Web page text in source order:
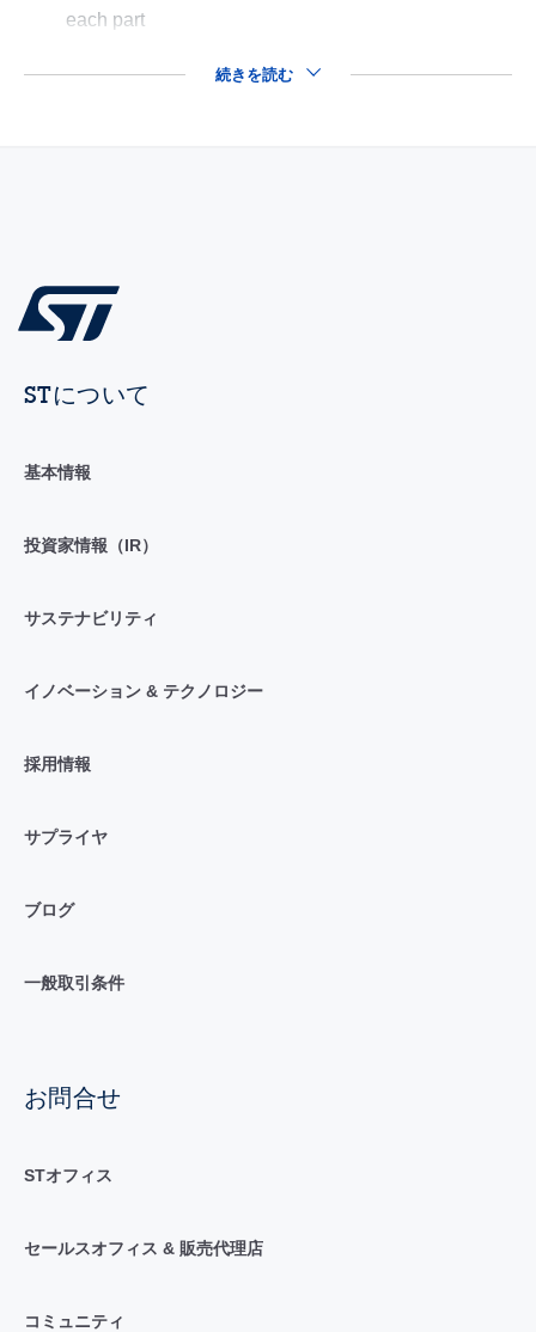
each part
続きを読む
STについて
基本情報
投資家情報（IR）
サステナビリティ
イノベーション & テクノロジー
採用情報
サプライヤ
ブログ
一般取引条件
お問合せ
STオフィス
セールスオフィス & 販売代理店
コミュニティ